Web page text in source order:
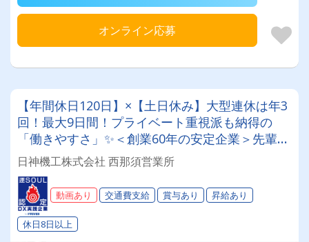
オンライン応募
【年間休日120日】×【土日休み】大型連休は年3
回！最大9日間！プライベート重視派も納得の
「働きやすさ」✨＜創業60年の安定企業＞先輩の
丁寧なフォローで、未経験スタートも活躍中！
【倉庫内作業員】
日神機工株式会社 西那須営業所
動画あり 交通費支給 賞与あり 昇給あり
休日8日以上